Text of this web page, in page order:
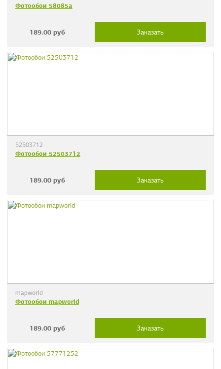
Фотообои 58085a
189.00 руб Заказать
52503712
Фотообои 52503712
189.00 руб Заказать
mapworld
Фотообои mapworld
189.00 руб Заказать